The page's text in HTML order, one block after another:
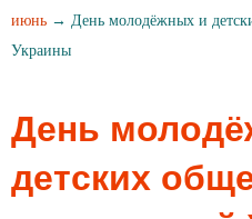
июнь → День молодёжных и
Украины
День
детских